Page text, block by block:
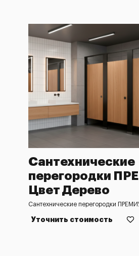
Сантехнические
перегородки
Цвет Дерево
Сантехнические перегородки
Уточнить стоимость